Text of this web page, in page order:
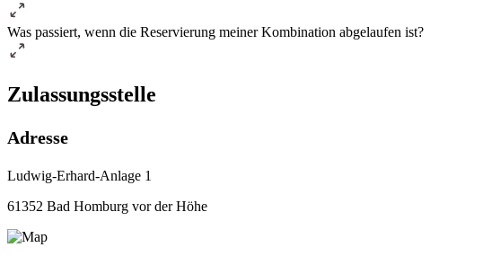
Was passiert, wenn die Reservierung meiner Kombination abgelaufen ist?
Zulassungsstelle
Adresse
Ludwig-Erhard-Anlage 1
61352 Bad Homburg vor der Höhe